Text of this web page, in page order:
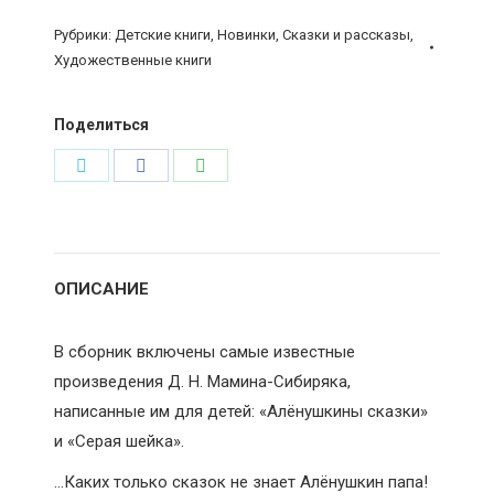
Дмитрий
Энас
Рубрики:Детские книги,Новинки,Сказки и рассказы,
Художественные книги
Поделиться
ПоделитьсяПоделиться
ОПИСАНИЕ
В сборник включены самые известные
произведения Д. Н. Мамина-Сибиряка,
написанные им для детей: «Алёнушкины сказки»
и «Серая шейка».
…Каких только сказок не знает Алёнушкин папа!